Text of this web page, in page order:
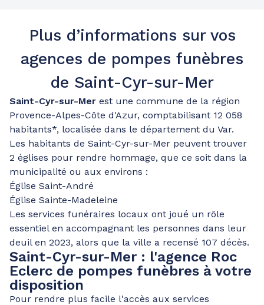
Plus d’informations sur vos
agences de pompes funèbres
de Saint-Cyr-sur-Mer
Saint-Cyr-sur-Mer est une commune de la région
Provence-Alpes-Côte d'Azur, comptabilisant 12 058
habitants*, localisée dans le département du Var.
Les habitants de Saint-Cyr-sur-Mer peuvent trouver
2 églises pour rendre hommage, que ce soit dans la
municipalité ou aux environs :
Église Saint-André
Église Sainte-Madeleine
Les services funéraires locaux ont joué un rôle
essentiel en accompagnant les personnes dans leur
deuil en 2023, alors que la ville a recensé 107 décès.
Saint-Cyr-sur-Mer : l'agence Roc
Eclerc de pompes funèbres à votre
disposition
Pour rendre plus facile l'accès aux services